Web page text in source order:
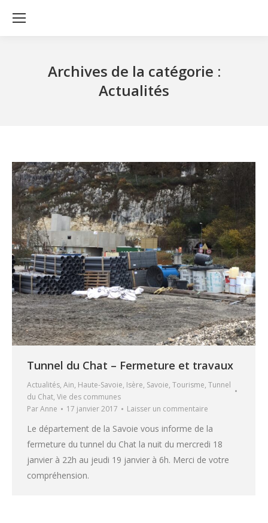
Archives de la catégorie :
Actualités
Tunnel du Chat – Fermeture et travaux
Actualités, Ain, Haute-Savoie, Isère, Savoie, Tourisme, Tunnel
du Chat, Vie des communes
ParAnne 17 janvier 2017 Laisser un commentaire
Le département de la Savoie vous informe de la
fermeture du tunnel du Chat la nuit du mercredi 18
janvier à 22h au jeudi 19 janvier à 6h. Merci de votre
compréhension.